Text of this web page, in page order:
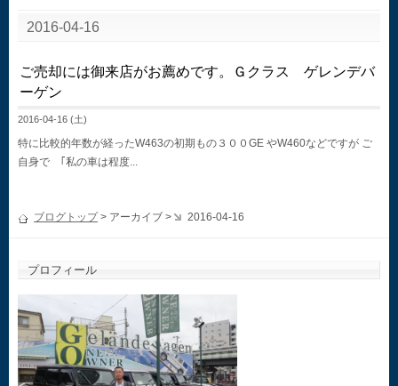
2016-04-16
ご売却には御来店がお薦めです。Ｇクラス ゲレンデバ
ーゲン
2016-04-16 (土)
特に比較的年数が経ったW463の初期もの３００GE やW460などですが ご
自身で ｢私の車は程度...
ブログトップ> アーカイブ > 2016-04-16
プロフィール